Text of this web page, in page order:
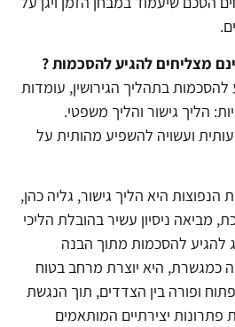
מצליחים להגיע להסכמות ?
בתהליך הגירושין, עומדות
הליך גישור והליך משפטי.
ועשויה להשפיע מהותית על
הנפוצות היא הליך גישור, גליה כהן,
מביאה ניסיון עשיר בהובלת הליכי
להגיע להסכמות מתוך הבנה
כמגשרת, היא יוצרת מרחב בטוח
ופורה בין הצדדים, תוך הנגשת
יצירתיים המותאמים